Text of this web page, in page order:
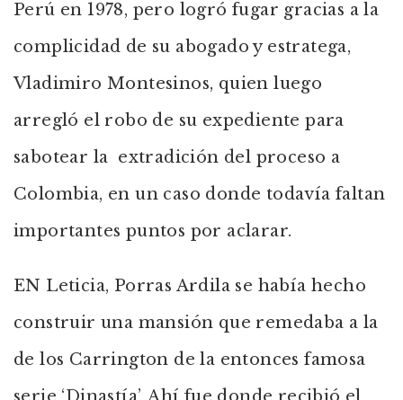
Perú en 1978, pero logró fugar gracias a la
complicidad de su abogado y estratega,
Vladimiro Montesinos, quien luego
arregló el robo de su expediente para
sabotear la extradición del proceso a
Colombia, en un caso donde todavía faltan
importantes puntos por aclarar.
EN Leticia, Porras Ardila se había hecho
construir una mansión que remedaba a la
de los Carrington de la entonces famosa